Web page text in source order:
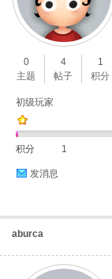
0
主题
4
帖子
1
积分
初级玩家
积分 1
发消息
aburca